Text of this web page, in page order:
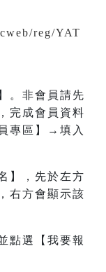
reg/YAT
。非會員請先
完成會員資料
專區】→填入
】，先於左方
右方會顯示該
點選【我要報